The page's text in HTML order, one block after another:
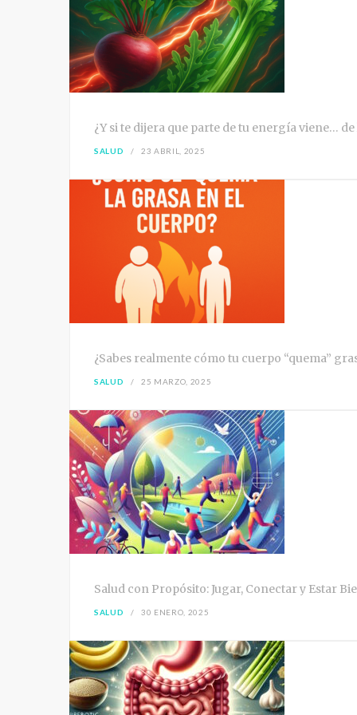
¿Y si te dijera que parte de tu energía viene… de
SALUD 23 ABRIL, 2025
¿Sabes realmente cómo tu cuerpo “quema”
SALUD 25 MARZO, 2025
Salud con Propósito: Jugar, Conectar y Estar
SALUD 30 ENERO, 2025